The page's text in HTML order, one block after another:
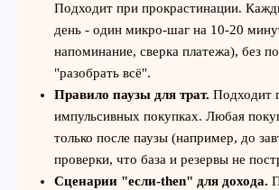
Подходит при прокрастинации.
день - один микро-шаг на 10-20
напоминание, сверка платежа), без
"разобрать всё".
Правило паузы для трат. Подходит
импульсивных покупках. Любая
только после паузы (например, до
проверки, что база и резервы не
Сценарии "если-then" для дохода.